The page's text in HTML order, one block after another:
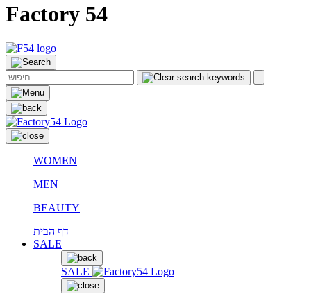
Factory 54
WOMEN
MEN
BEAUTY
דף הבית
SALE
SALE